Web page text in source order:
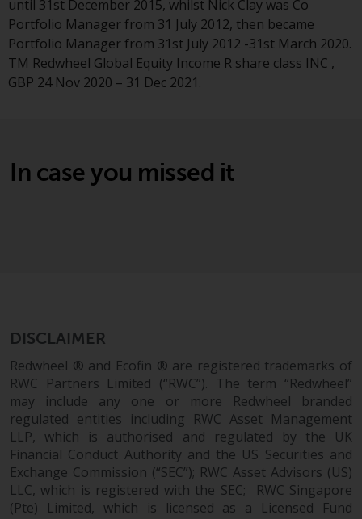
Richtlinie.
Geltendes Recht
und Wales ausgelegt und geregelt
werden, und die Gerichte dieser
zuständiges Gericht aus
irgendeinem Grund eine
Bestimmung dieses Abschnitts
„Wichtige Informationen“ für
nicht durchsetzbar befunden hat,
wird diese Bestimmung im
maximal zulässigen Umfang
durchgesetzt, und der Rest dieser
‚Wichtigen Informationen“ bleibt
in vollem Umfang in Kraft und
until 31st December 2015, whilst Nick Clay was Co
Portfolio Manager from 31 July 2012, then became
Portfolio Manager from 31st July 2012 -31st March 2020.
TM Redwheel Global Equity Income R share class INC ,
GBP 24 Nov 2020 – 31 Dec 2021.
In case you missed it
DISCLAIMER
Redwheel ® and Ecofin ® are registered trademarks of
RWC Partners Limited (“RWC”). The term “Redwheel”
may include any one or more Redwheel branded
regulated entities including RWC Asset Management
LLP, which is authorised and regulated by the UK
Financial Conduct Authority and the US Securities and
Exchange Commission (“SEC”); RWC Asset Advisors (US)
LLC, which is registered with the SEC; RWC Singapore
(Pte) Limited, which is licensed as a Licensed Fund